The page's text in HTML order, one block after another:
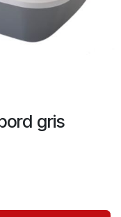
gris